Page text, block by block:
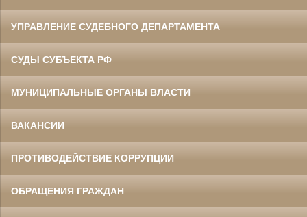
УПРАВЛЕНИЕ СУДЕБНОГО ДЕПАРТАМЕНТА
СУДЫ СУБЪЕКТА РФ
МУНИЦИПАЛЬНЫЕ ОРГАНЫ ВЛАСТИ
ВАКАНСИИ
ПРОТИВОДЕЙСТВИЕ КОРРУПЦИИ
ОБРАЩЕНИЯ ГРАЖДАН